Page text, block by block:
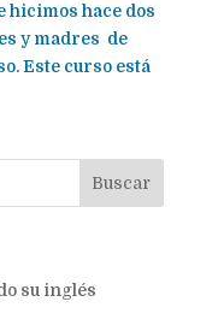
hicimos hace dos
y madres de
Este curso está
su inglés